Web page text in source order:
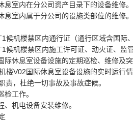
室内在分公司资产目录下的设备维修。
室内属于分公司的设施类部位的维修。
候机楼禁区内通行证（通行区域含国际
候机楼禁区内施工许可证、动火证、
际休息室设备设施的定期巡检、维修及
楼V02国际休息室设备设施的实时运行
责，杜绝一切事故及事故症候。
工作。
机电设备安装维修。